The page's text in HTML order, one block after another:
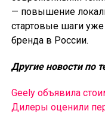
— повышение
стартовые шаги
бренда в России.
Другие новости по
Geely объявила
Дилеры оценили